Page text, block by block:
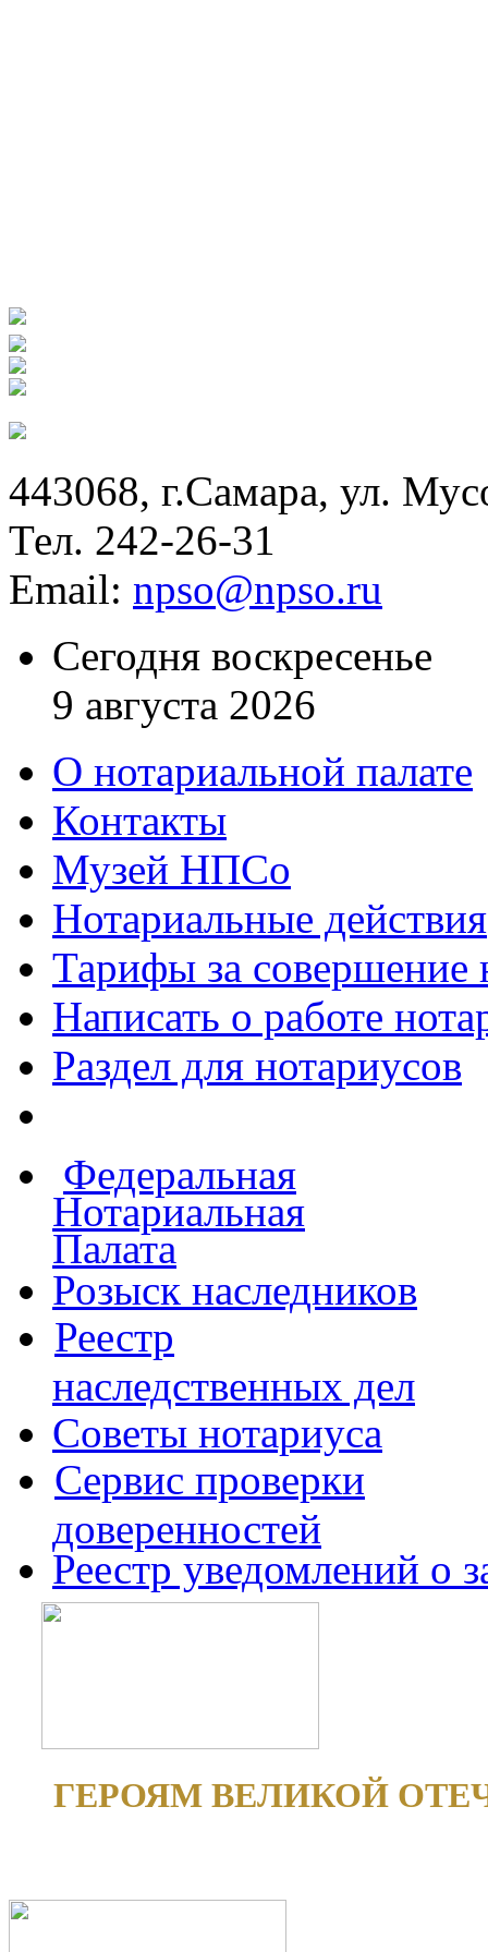
443068, г.Самара, ул.
Тел. 242-26-31
Email: npso@npso.ru
Сегодня воскресенье
9 августа 2026
О нотариальной палате
Контакты
Музей НПСо
Нотариальные действия
Тарифы за совершение
Написать о работе
Раздел для нотариусов
Федеральная
Нотариальная
Палата
Розыск наследников
Реестр
наследственных дел
Советы нотариуса
Сервис проверки
доверенностей
Реестр уведомлений о
ГЕРОЯМ ВЕЛИКОЙ